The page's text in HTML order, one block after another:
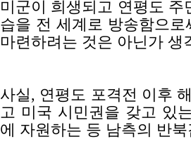
미군이 희생되고 연평도
습을 전 세계로 방송함으
마련하려는 것은 아닌가 생
사실, 연평도 포격전 이후
고 미국 시민권을 갖고 있
에 자원하는 등 남측의 반